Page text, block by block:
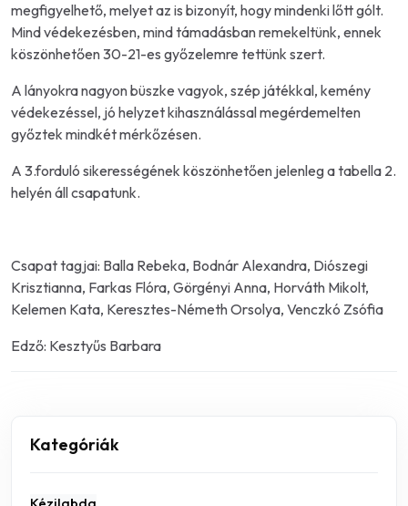
megfigyelhető, melyet az is bizonyít, hogy mindenki lőtt gólt.
Mind védekezésben, mind támadásban remekeltünk, ennek
köszönhetően 30-21-es győzelemre tettünk szert.
A lányokra nagyon büszke vagyok, szép játékkal, kemény
védekezéssel, jó helyzet kihasználással megérdemelten
győztek mindkét mérkőzésen.
A 3.forduló sikerességének köszönhetően jelenleg a tabella 2.
helyén áll csapatunk.
Csapat tagjai: Balla Rebeka, Bodnár Alexandra, Diószegi
Krisztianna, Farkas Flóra, Görgényi Anna, Horváth Mikolt,
Kelemen Kata, Keresztes-Németh Orsolya, Venczkó Zsófia
Edző: Kesztyűs Barbara
Kategóriák